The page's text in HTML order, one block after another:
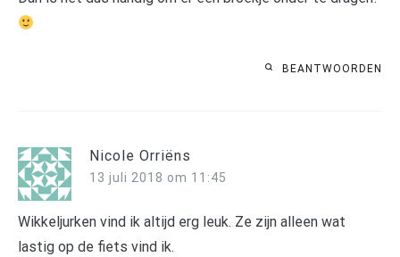
BEANTWOORDEN
Nicole Orriëns
13 juli 2018 om 11:45
Wikkeljurken vind ik altijd erg leuk. Ze zijn alleen wat
lastig op de fiets vind ik.